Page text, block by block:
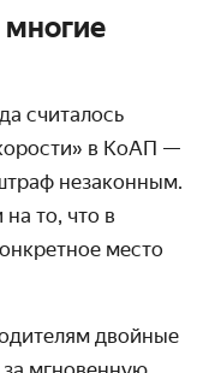
считалось
в КоАП —
незаконным.
то, что в
место
двойные